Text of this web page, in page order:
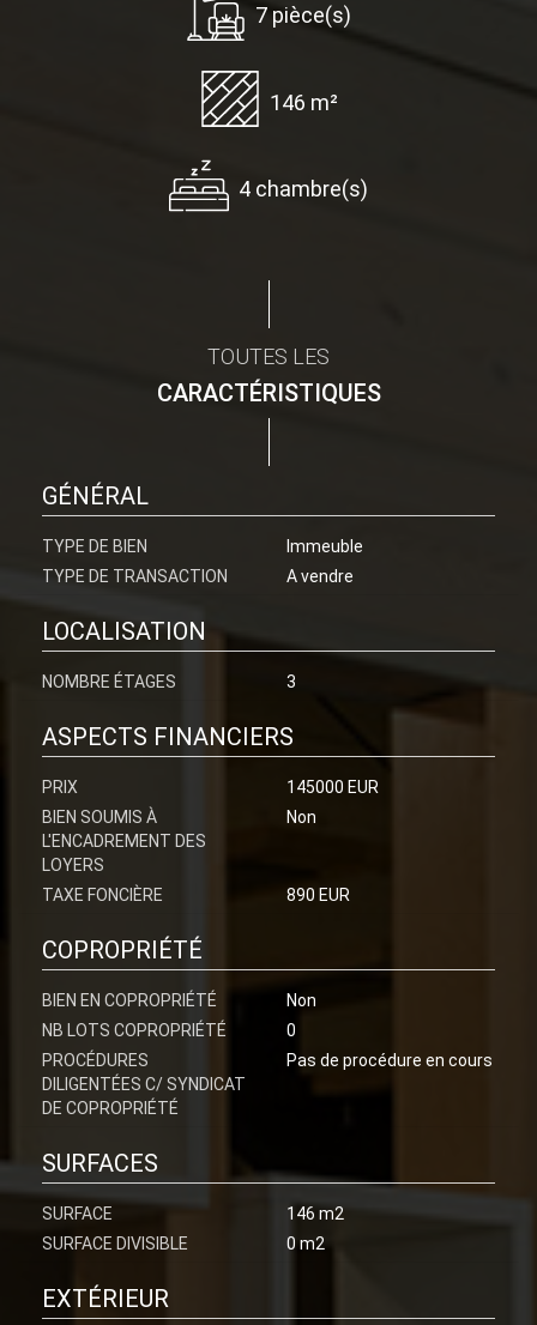
7 pièce(s)
146 m²
4 chambre(s)
TOUTES LES
CARACTÉRISTIQUES
GÉNÉRAL
TYPE DE BIEN
Immeuble
TYPE DE TRANSACTION
A vendre
LOCALISATION
NOMBRE ÉTAGES 3
ASPECTS FINANCIERS
PRIX
145000 EUR
BIEN SOUMIS À
L'ENCADREMENT DES
LOYERS
Non
TAXE FONCIÈRE 890 EUR
COPROPRIÉTÉ
BIEN EN COPROPRIÉTÉ
Non
NB LOTS COPROPRIÉTÉ
0
PROCÉDURES
DILIGENTÉES C/ SYNDICAT
DE COPROPRIÉTÉ
Pas de procédure en cours
SURFACES
SURFACE
146 m2
SURFACE DIVISIBLE
0 m2
EXTÉRIEUR